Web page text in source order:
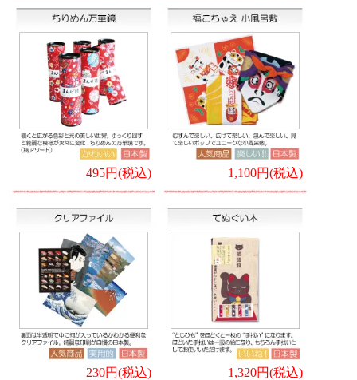
495円(税込) 1,100円(税込)
230円(税込) 1,320円(税込)